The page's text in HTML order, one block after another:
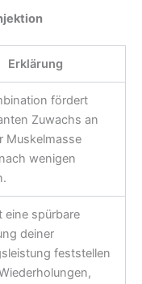
Erklärung
fördert
Zuwachs an
Muskelmasse
wenigen
eine spürbare
deiner
feststellen